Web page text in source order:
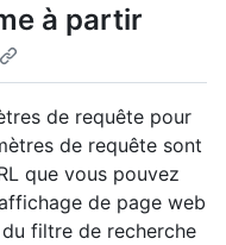
à partir
de requête pour
de requête sont
que vous pouvez
de page web
filtre de recherche